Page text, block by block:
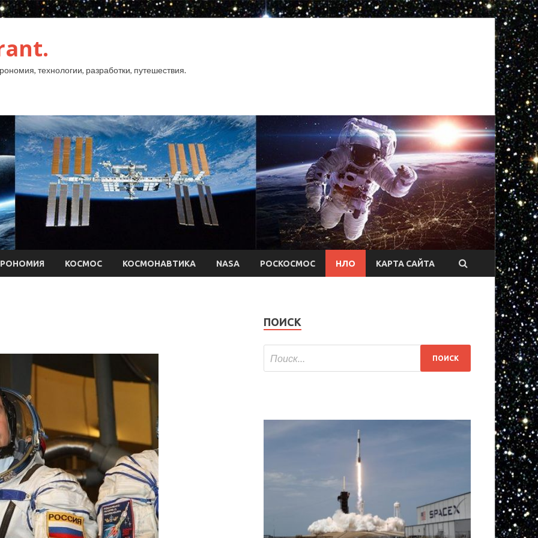
технологии, разработки, путешествия.
КОСМОС КОСМОНАВТИКА NASA РОСКОСМОС НЛО КАРТА САЙТА
ПОИСК